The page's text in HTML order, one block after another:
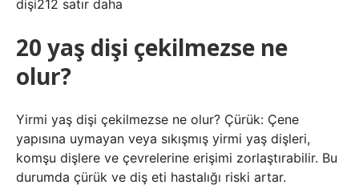
dişi212 satır daha
20 yaş dişi çekilmezse ne
olur?
Yirmi yaş dişi çekilmezse ne olur? Çürük: Çene
yapısına uymayan veya sıkışmış yirmi yaş dişleri,
komşu dişlere ve çevrelerine erişimi zorlaştırabilir. Bu
durumda çürük ve diş eti hastalığı riski artar.